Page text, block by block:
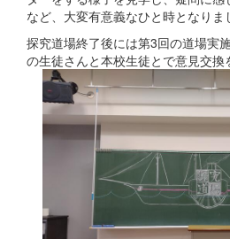
など、大変有意義なひと時となりま
探究道場終了後には第3回の道場実
の生徒さんと本校生徒とで意見交換